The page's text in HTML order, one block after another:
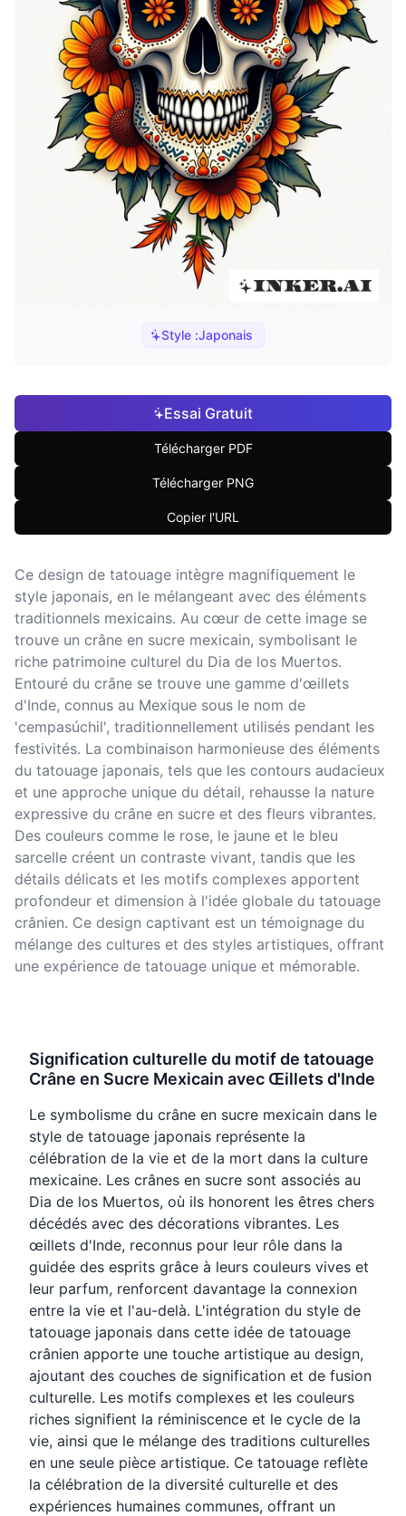
Style :Japonais
Essai Gratuit
Télécharger PDF
Télécharger PNG
Copier l'URL
Ce design de tatouage intègre magnifiquement le
style japonais, en le mélangeant avec des éléments
traditionnels mexicains. Au cœur de cette image se
trouve un crâne en sucre mexicain, symbolisant le
riche patrimoine culturel du Dia de los Muertos.
Entouré du crâne se trouve une gamme d'œillets
d'Inde, connus au Mexique sous le nom de
'cempasúchil', traditionnellement utilisés pendant les
festivités. La combinaison harmonieuse des éléments
du tatouage japonais, tels que les contours audacieux
et une approche unique du détail, rehausse la nature
expressive du crâne en sucre et des fleurs vibrantes.
Des couleurs comme le rose, le jaune et le bleu
sarcelle créent un contraste vivant, tandis que les
détails délicats et les motifs complexes apportent
profondeur et dimension à l'idée globale du tatouage
crânien. Ce design captivant est un témoignage du
mélange des cultures et des styles artistiques, offrant
une expérience de tatouage unique et mémorable.
Signification culturelle du motif de tatouage
Crâne en Sucre Mexicain avec Œillets d'Inde
Le symbolisme du crâne en sucre mexicain dans le
style de tatouage japonais représente la
célébration de la vie et de la mort dans la culture
mexicaine. Les crânes en sucre sont associés au
Dia de los Muertos, où ils honorent les êtres chers
décédés avec des décorations vibrantes. Les
œillets d'Inde, reconnus pour leur rôle dans la
guidée des esprits grâce à leurs couleurs vives et
leur parfum, renforcent davantage la connexion
entre la vie et l'au-delà. L'intégration du style de
tatouage japonais dans cette idée de tatouage
crânien apporte une touche artistique au design,
ajoutant des couches de signification et de fusion
culturelle. Les motifs complexes et les couleurs
riches signifient la réminiscence et le cycle de la
vie, ainsi que le mélange des traditions culturelles
en une seule pièce artistique. Ce tatouage reflète
la célébration de la diversité culturelle et des
expériences humaines communes, offrant un